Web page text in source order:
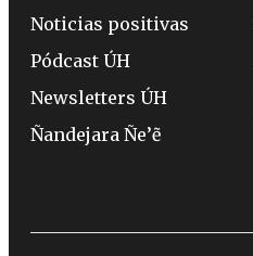
Noticias positivas
Pódcast ÚH
Newsletters ÚH
Ñandejara Ñe’ẽ